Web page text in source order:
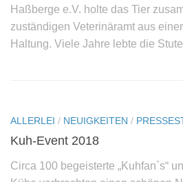
Haßberge e.V. holte das Tier
zuständigen Veterinäramt aus
Haltung. Viele Jahre lebte die
ALLERLEI / NEUIGKEITEN /
Kuh-Event 2018
Circa 100 begeisterte „Kuhfan`s“